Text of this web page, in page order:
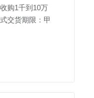
购1千到10万
交货期限：甲